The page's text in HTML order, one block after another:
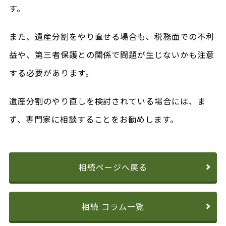
す。
また、遺産分割をやり直せる場合も、税務面での不利
益や、第三者保護との関係で問題が生じないかも注意
する必要があります。
遺産分割のやり直しを検討されている場合には、ま
ず、専門家に相談することをお勧めします。
相続ページへ戻る
相続 コラム一覧